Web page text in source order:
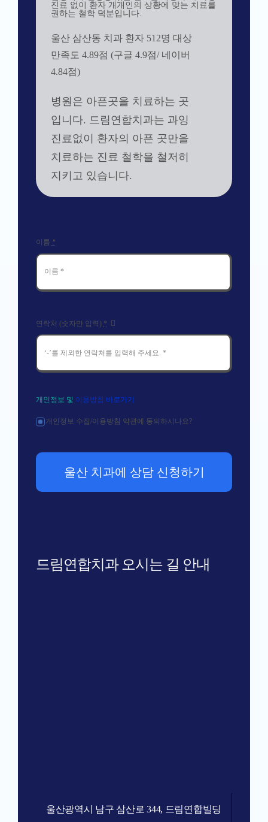
울산 삼산동 치과 환자 512명 대상
만족도 4.89점 (구글 4.9점/ 네이버
4.84점)
병원은 아픈곳을 치료하는 곳
입니다. 드림연합치과는 과잉
진료없이 환자의 아픈 곳만을
치료하는 진료 철학을 철저히
지키고 있습니다.
드림연합치과 오시는 길 안내
울산광역시 남구 삼산로 344, 드림연합빌딩
이름 *
연락처 (숫자만 입력) *
개인정보 및 이용방침 바로가기
개인정보 수집/이용방침 약관에 동의하시나요?
울산 치과에 상담 신청하기